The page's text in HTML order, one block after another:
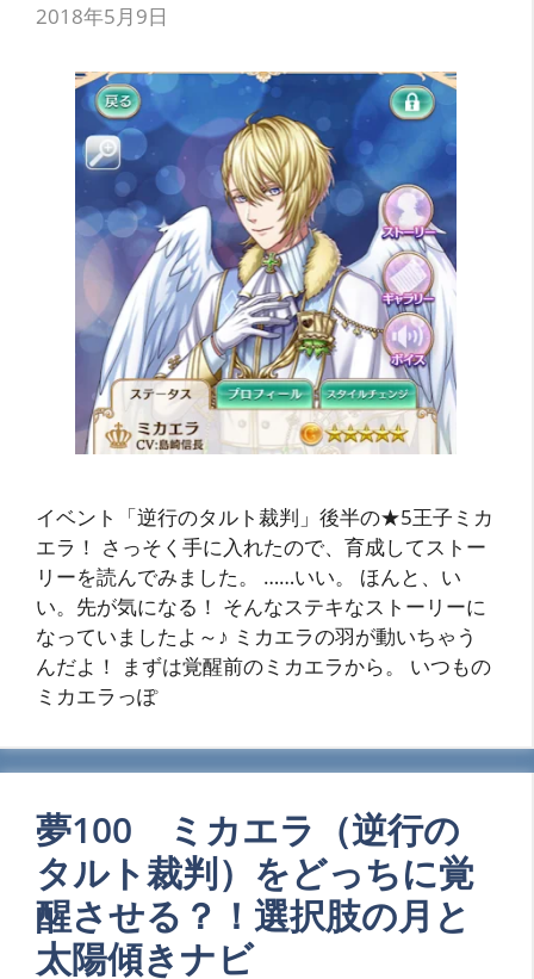
2018年5月9日
イベント「逆行のタルト裁判」後半の★5王子ミカ
エラ！ さっそく手に入れたので、育成してストー
リーを読んでみました。 ……いい。 ほんと、い
い。先が気になる！ そんなステキなストーリーに
なっていましたよ～♪ ミカエラの羽が動いちゃう
んだよ！ まずは覚醒前のミカエラから。 いつもの
ミカエラっぽ
夢100 ミカエラ（逆行の
タルト裁判）をどっちに覚
醒させる？！選択肢の月と
太陽傾きナビ